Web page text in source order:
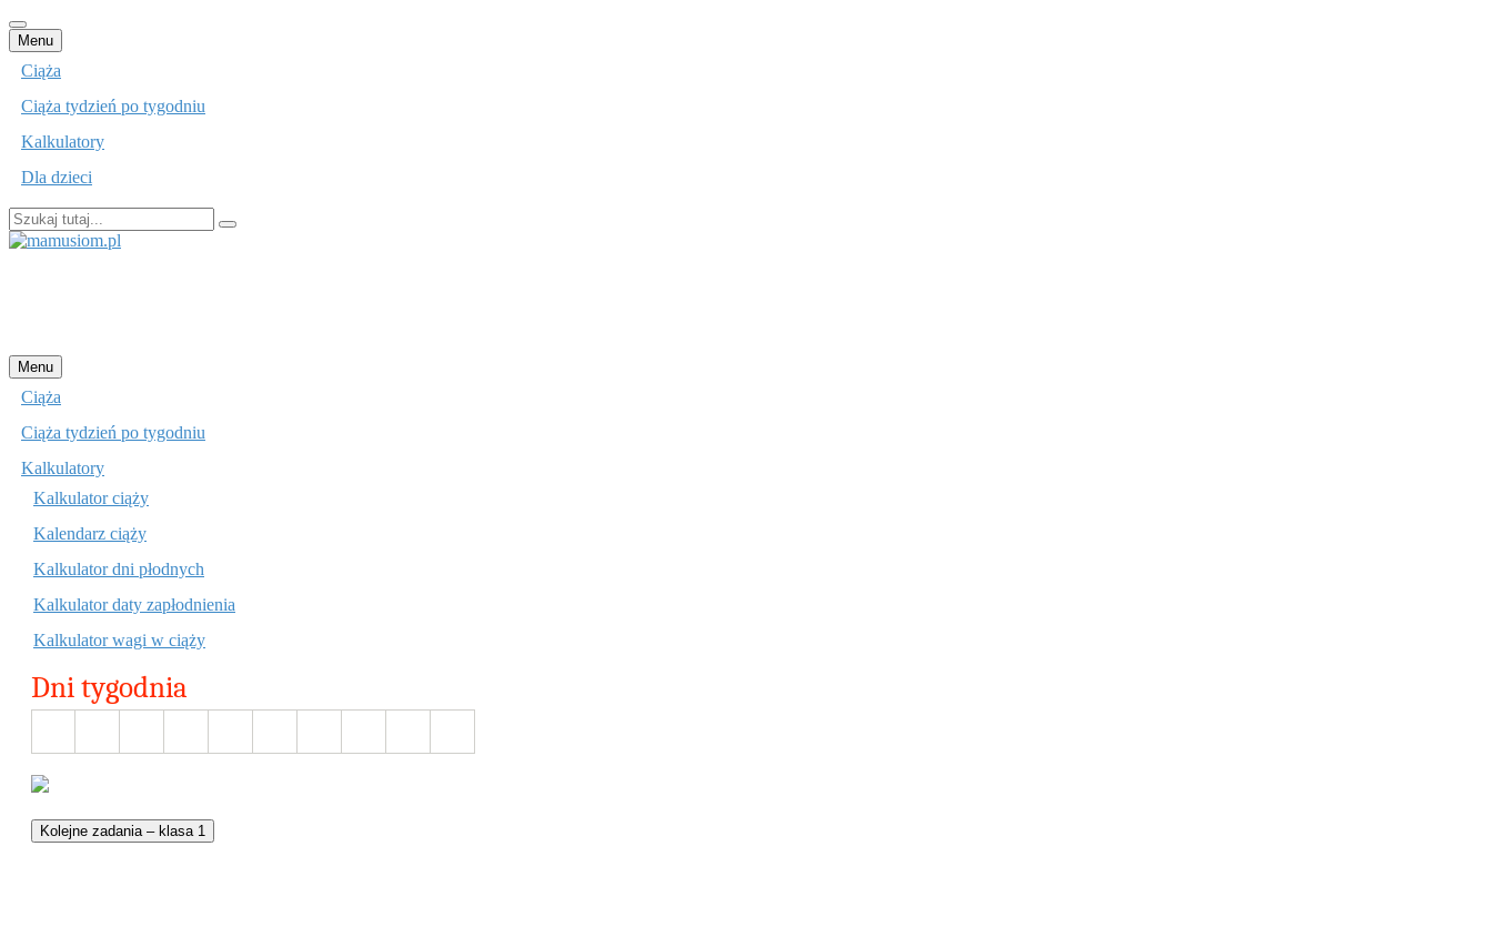
Menu Przejdź
do
Ciąża
Ciąża tydzień po tygodniu
Kalkulatory
Dla dzieci
Szukaj:
Menu Przejdź
do
Ciąża
Ciąża tydzień po tygodniu
Kalkulatory
Kalkulator ciąży
Kalendarz ciąży
Kalkulator dni płodnych
Kalkulator daty zapłodnienia
Kalkulator wagi w ciąży
Dni tygodnia
Kolejne zadania – klasa 1